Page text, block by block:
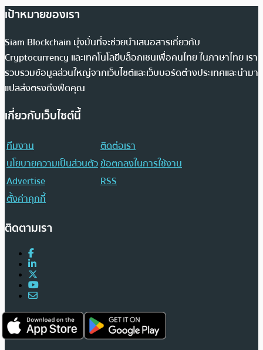
เป้าหมายของเรา
Siam Blockchain มุ่งมั่นที่จะช่วยนำเสนอสารเกี่ยวกับ
Cryptocurrency และเทคโนโลยีบล็อกเชนเพื่อคนไทย ในภาษาไทย เรา
รวบรวมข้อมูลส่วนใหญ่จากเว็บไซต์และเว็บบอร์ดต่างประเทศและนำมา
แปลส่งตรงถึงฟีดคุณ
เกี่ยวกับเว็บไซต์นี้
ทีมงาน
ติดต่อเรา
นโยบายความเป็นส่วนตัวข้อตกลงในการใช้งาน
Advertise
RSS
ตั้งค่าคุกกี้
ติดตามเรา